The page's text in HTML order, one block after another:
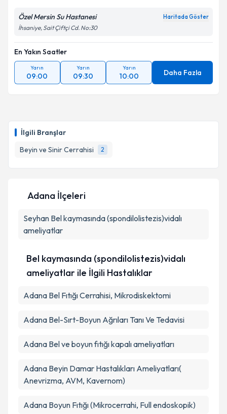
İlgili Branşlar
Beyin ve Sinir Cerrahisi
2
Özel Mersin Su Hastanesi Haritada Göster
İhsaniye, Sait Çiftçi Cd. No:30
En Yakın Saatler
Yarın
09:00
Yarın
09:30
Yarın
10:00 Daha Fazla
Adana İlçeleri
Seyhan Bel kaymasında (spondilolistezis)vidalı
ameliyatlar
Bel kaymasında (spondilolistezis)vidalı
ameliyatlar ile İlgili Hastalıklar
Adana Bel Fıtığı Cerrahisi, Mikrodiskektomi
Adana Bel-Sırt-Boyun Ağrıları Tanı Ve Tedavisi
Adana Bel ve boyun fıtığı kapalı ameliyatları
Adana Beyin Damar Hastalıkları Ameliyatları(
Anevrizma, AVM, Kavernom)
Adana Boyun Fıtığı (Mikrocerrahi, Full endoskopik)